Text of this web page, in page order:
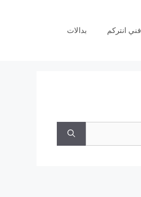
فني انتركم بدالات